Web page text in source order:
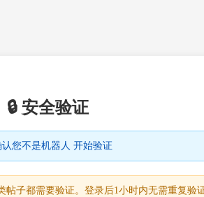
🔒 安全验证
认您不是机器人 开始验证
帖子都需要验证。登录后1小时内无需重复验